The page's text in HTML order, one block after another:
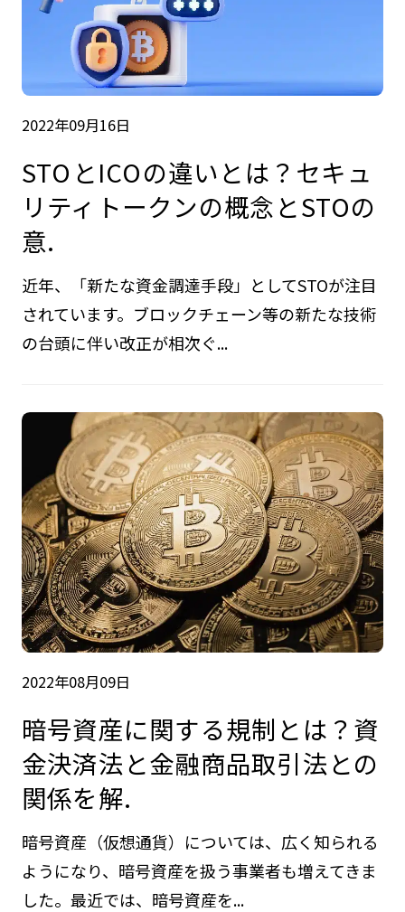
2022年09月16日
STOとICOの違いとは？セキュ
リティトークンの概念とSTOの
意.
近年、「新たな資金調達手段」としてSTOが注目
されています。ブロックチェーン等の新たな技術
の台頭に伴い改正が相次ぐ...
2022年08月09日
暗号資産に関する規制とは？資
金決済法と金融商品取引法との
関係を解.
暗号資産（仮想通貨）については、広く知られる
ようになり、暗号資産を扱う事業者も増えてきま
した。最近では、暗号資産を...